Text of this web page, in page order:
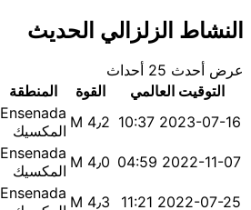
النشاط الزلزالي الحديث
عرض أحدث 25 أحداث
التوقيت العالمي
القوة المنطقة
2023-07-16 10:37
M 4٫2 Ensenada
المكسيك
2022-11-07 04:59 M 4٫0 Ensenada
المكسيك
2022-07-25 11:21 M 4٫3 Ensenada